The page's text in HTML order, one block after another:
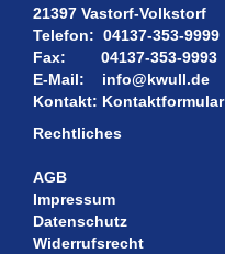
21397 Vastorf-Volkstorf
Telefon: 04137-353-9999
Fax: 04137-353-9993
E-Mail:
info@kwull.de
Kontakt: Kontaktformular
Rechtliches
AGB
Impressum
Datenschutz
Widerrufsrecht